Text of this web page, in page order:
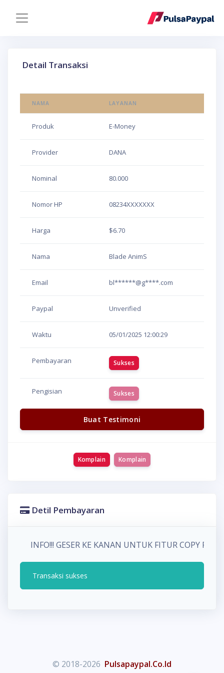
Detail Transaksi
NAMA LAYANAN
Produk E-Money
Provider DANA
Nominal 80.000
Nomor HP 08234XXXXXXX
Harga $6.70
Nama Blade AnimS
Email bl******@g****.com
Paypal Unverified
Waktu 05/01/2025 12:00:29
Pembayaran Sukses
Pengisian Sukses
Buat Testimoni
Komplain Komplain
Detil Pembayaran
INFO!!! GESER KE KANAN UNTUK FITUR COPY
Transaksi sukses
© 2018-2026 Pulsapaypal.Co.Id